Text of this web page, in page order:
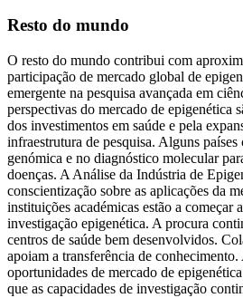
Resto do mundo
O resto do mundo contribui com
participação de mercado global de
emergente na pesquisa avançada em
perspectivas do mercado de epigenética
dos investimentos em saúde e pela
infraestrutura de pesquisa. Alguns países
genómica e no diagnóstico molecular
doenças. A Análise da Indústria de
conscientização sobre as aplicações da
instituições académicas estão a começar
investigação epigenética. A procura
centros de saúde bem desenvolvidos.
apoiam a transferência de conhecimento.
oportunidades de mercado de
que as capacidades de investigação